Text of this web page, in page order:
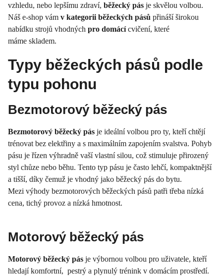
vzhledu, nebo lepšímu zdraví, běžecký pás je skvělou volbou.
Náš e-shop vám v kategorii běžeckých pásů přináší širokou
nabídku strojů vhodných pro domácícvičení, které
máme skladem.
Typy běžeckých pásů podle
typu pohonu
Bezmotorový běžecký pás
Bezmotorový běžecký pás je ideální volbou pro ty, kteří chtějí
trénovat bez elektřiny a s maximálním zapojením svalstva. Pohyb
pásu je řízen výhradně vaší vlastní silou, což stimuluje přirozený
styl chůze nebo běhu. Tento typ pásu je často lehčí, kompaktnější
a tišší, díky čemuž je vhodný jako běžecký pás do bytu.
Mezi výhody bezmotorových běžeckých pásů patři třeba nízká
cena, tichý provoz a nízká hmotnost.
Motorový běžecký pás
Motorový běžecký pás je výbornou volbou pro uživatele, kteří
hledají komfortní, pestrý a plynulý trénink v domácím prostředí.